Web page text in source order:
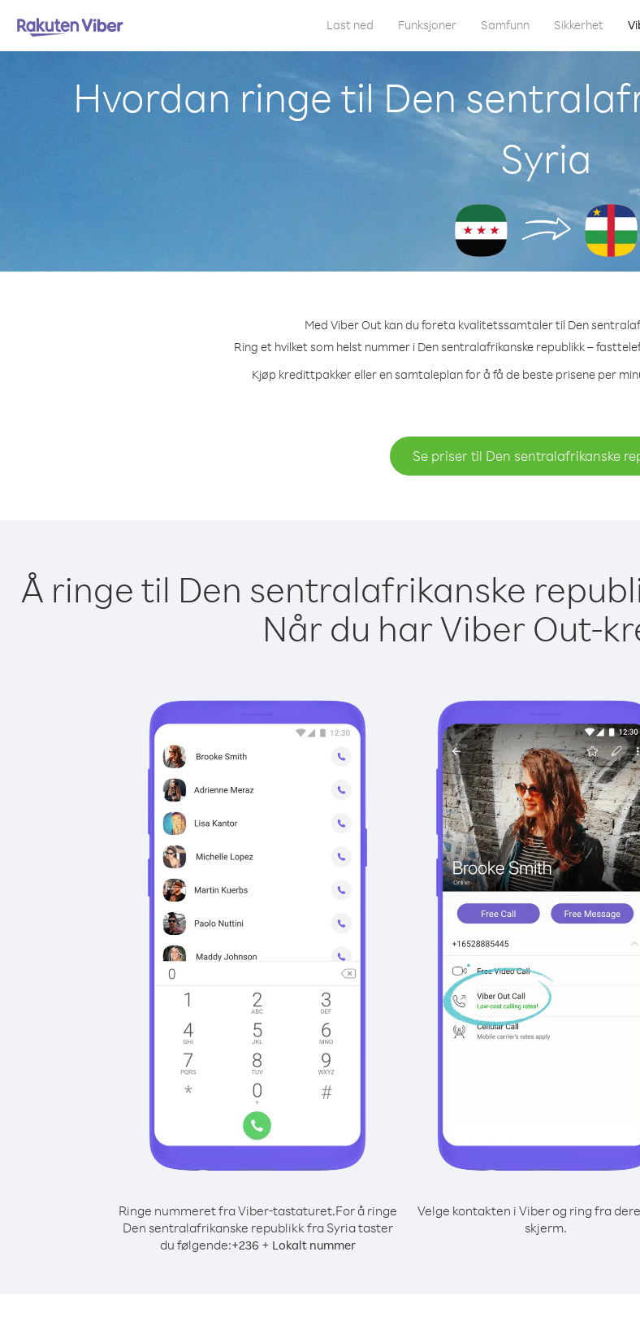
Last ned Funksjoner Samfunn Sikkerhet
Hvordan ringe til Den
Syria
Med Viber Out kan du foreta kvalitetssamtaler til Den
Ring et hvilket som helst nummer i Den sentralafrikanske republikk –
Kjøp kredittpakker eller en samtaleplan for å få de beste prisene per
Se priser til Den sentralafrikanske
Å ringe til Den sentralafrikanske
Når du har Viber Out-
Ringe nummeret fra Viber-tastaturet.For å ringe
Den sentralafrikanske republikk fra Syria taster
du følgende:+236 + Lokalt nummer
Velge kontakten i Viber og ring fra
skjerm.